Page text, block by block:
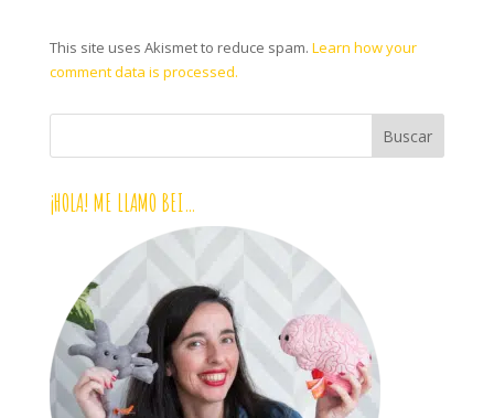
This site uses Akismet to reduce spam. Learn how your
comment data is processed.
¡HOLA! ME LLAMO BEI…